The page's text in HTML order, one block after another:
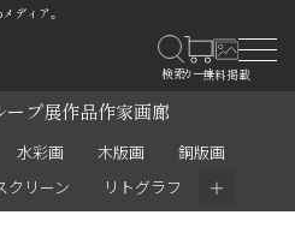
ディア。
ープ展作品作家画廊
水彩画 木版画
銅版画
クリーン リトグラフ ＋